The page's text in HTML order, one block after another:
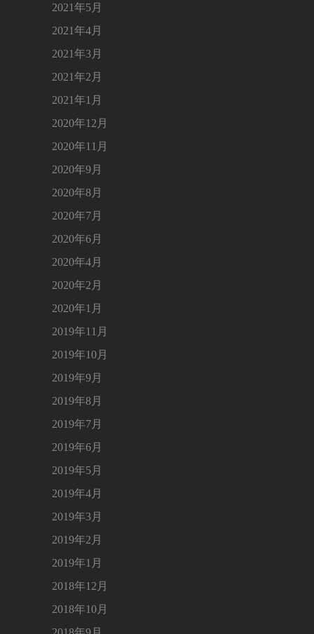
2021年5月
2021年4月
2021年3月
2021年2月
2021年1月
2020年12月
2020年11月
2020年9月
2020年8月
2020年7月
2020年6月
2020年4月
2020年2月
2020年1月
2019年11月
2019年10月
2019年9月
2019年8月
2019年7月
2019年6月
2019年5月
2019年4月
2019年3月
2019年2月
2019年1月
2018年12月
2018年10月